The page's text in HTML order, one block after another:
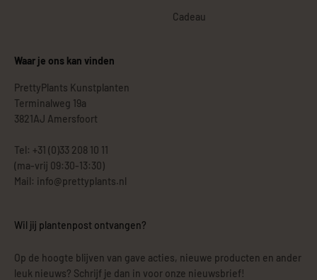
Cadeau
Waar je ons kan vinden
PrettyPlants Kunstplanten
Terminalweg 19a
3821AJ Amersfoort
Tel: +31 (0)33 208 10 11
(ma-vrij 09:30-13:30)
Mail: info@prettyplants.nl
Wil jij plantenpost ontvangen?
Op de hoogte blijven van gave acties, nieuwe producten en ander
leuk nieuws? Schrijf je dan in voor onze nieuwsbrief!